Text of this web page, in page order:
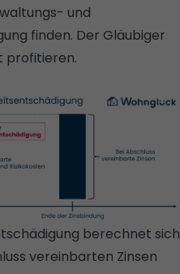
und
finden. Der Gläubiger
profitieren.
berechnet sich
vereinbarten Zinsen